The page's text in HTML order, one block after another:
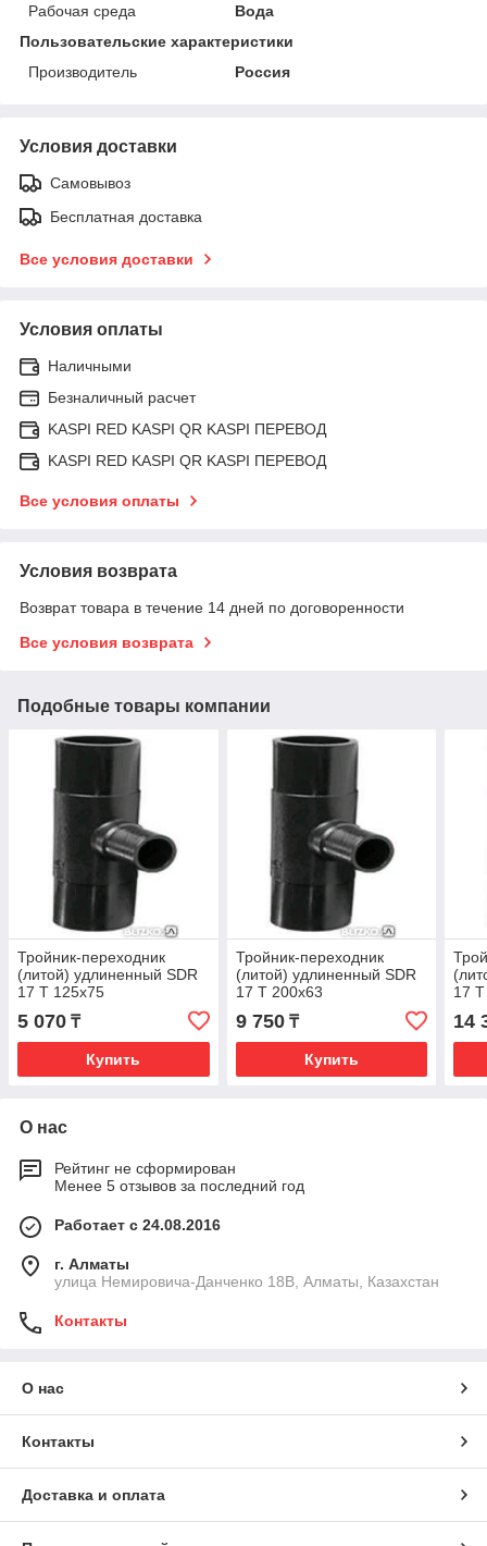
Рабочая среда
Вода
Пользовательские характеристики
Производитель
Россия
Условия доставки
Самовывоз
Бесплатная доставка
Все условия доставки
Условия оплаты
Наличными
Безналичный расчет
KASPI RED KASPI QR KASPI ПЕРЕВОД
KASPI RED KASPI QR KASPI ПЕРЕВОД
Все условия оплаты
Условия возврата
Возврат товара в течение 14 дней по договоренности
Все условия возврата
Подобные товары компании
Тройник-переходник
(литой) удлиненный SDR
17 Т 125х75
5 070 ₸
Купить
Тройник-переходник
(литой) удлиненный SDR
17 Т 200х63
9 750₸
Купить
17
14
О нас
Рейтинг не сформирован
Менее 5 отзывов за последний год
Работает с 24.08.2016
г. Алматы
улица Немировича-Данченко 18В, Алматы, Казахстан
Контакты
О нас
Контакты
Доставка и оплата